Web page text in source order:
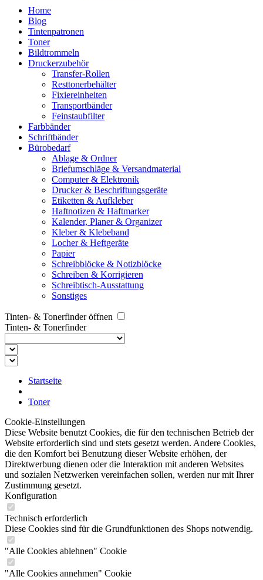
Home
Blog
Tintenpatronen
Toner
Bildtrommeln
Druckerzubehör
Transfer-Rollen
Resttonerbehälter
Fixiereinheiten
Transportbänder
Feinstaubfilter
Farbbänder
Schriftbänder
Bürobedarf
Ablage & Ordner
Briefumschläge & Versandmaterial
Computer & Elektronik
Drucker & Beschriftungsgeräte
Etiketten & Aufkleber
Haftnotizen & Haftmarker
Kalender, Planer & Organizer
Kleber & Klebeband
Locher & Heftgeräte
Papier
Schreibblöcke & Notizblöcke
Schreiben & Korrigieren
Schreibtisch-Ausstattung
Sonstiges
Tinten- & Tonerfinder öffnen
Tinten- & Tonerfinder
Startseite
Toner
Cookie-Einstellungen
Diese Website benutzt Cookies, die für den technischen Betrieb der
Website erforderlich sind und stets gesetzt werden. Andere Cookies,
die den Komfort bei Benutzung dieser Website erhöhen, der
Direktwerbung dienen oder die Interaktion mit anderen Websites
und sozialen Netzwerken vereinfachen sollen, werden nur mit Ihrer
Zustimmung gesetzt.
Konfiguration
Technisch erforderlich
Diese Cookies sind für die Grundfunktionen des Shops notwendig.
"Alle Cookies ablehnen" Cookie
"Alle Cookies annehmen" Cookie